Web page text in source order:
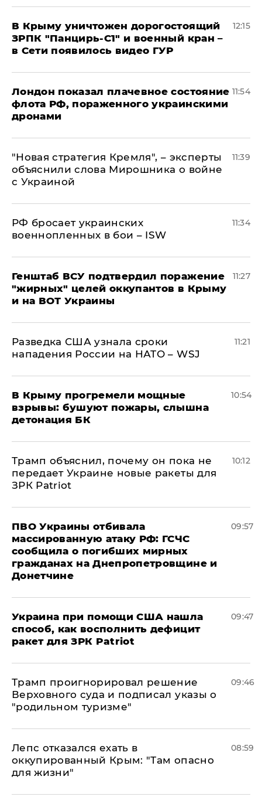
В Крыму уничтожен дорогостоящий
ЗРПК "Панцирь-С1" и военный кран –
в Сети появилось видео ГУР
12:15
Лондон показал плачевное состояние
флота РФ, пораженного украинскими
дронами
11:54
"Новая стратегия Кремля", – эксперты
объяснили слова Мирошника о войне
с Украиной
11:39
РФ бросает украинских
военнопленных в бои – ISW
11:34
Генштаб ВСУ подтвердил поражение
"жирных" целей оккупантов в Крыму
и на ВОТ Украины
11:27
Разведка США узнала сроки
нападения России на НАТО – WSJ
11:21
В Крыму прогремели мощные
взрывы: бушуют пожары, слышна
детонация БК
10:54
Трамп объяснил, почему он пока не
передает Украине новые ракеты для
ЗРК Patriot
10:12
ПВО Украины отбивала
массированную атаку РФ: ГСЧС
сообщила о погибших мирных
гражданах на Днепропетровщине и
Донетчине
09:57
Украина при помощи США нашла
способ, как восполнить дефицит
ракет для ЗРК Patriot
09:47
Трамп проигнорировал решение
Верховного суда и подписал указы о
"родильном туризме"
09:46
Лепс отказался ехать в
оккупированный Крым: "Там опасно
для жизни"
08:59